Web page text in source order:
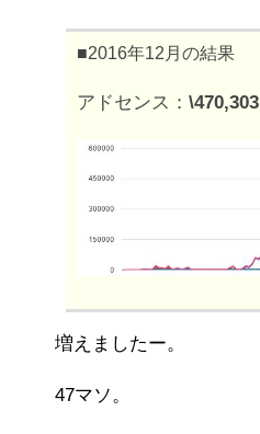
■2016年12月の結果
アドセンス： \470,303
増えましたー。
47マソ。